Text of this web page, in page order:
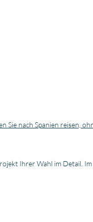
Sie nach Spanien reisen,
Ihrer Wahl im Detail. Im